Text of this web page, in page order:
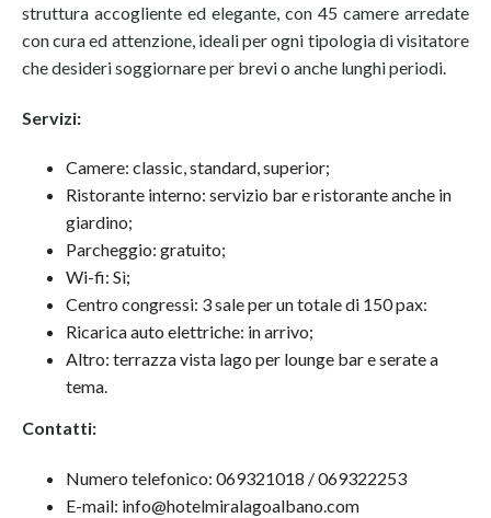
struttura accogliente ed elegante, con 45 camere arredate
con cura ed attenzione, ideali per ogni tipologia di visitatore
che desideri soggiornare per brevi o anche lunghi periodi.
Servizi:
Camere: classic, standard, superior;
Ristorante interno: servizio bar e ristorante anche in
giardino;
Parcheggio: gratuito;
Wi-fi: Sì;
Centro congressi: 3 sale per un totale di 150 pax:
Ricarica auto elettriche: in arrivo;
Altro: terrazza vista lago per lounge bar e serate a
tema.
Contatti:
Numero telefonico: 069321018 / 069322253
E-mail: info@hotelmiralagoalbano.com